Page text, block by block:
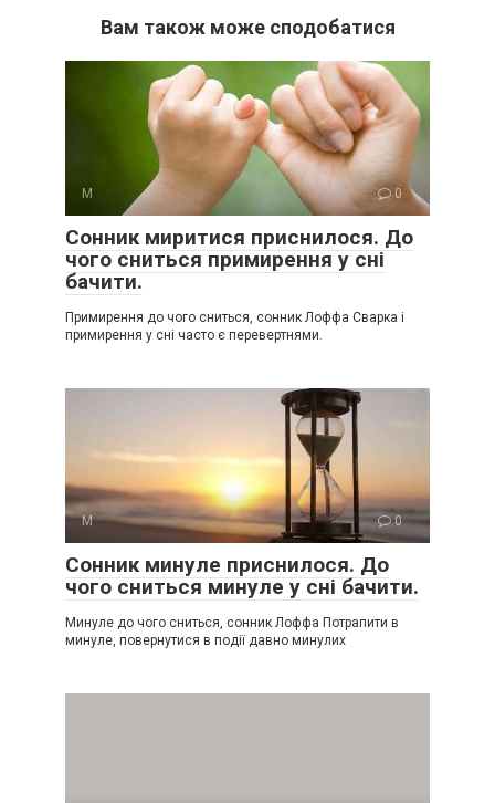
Вам також може сподобатися
М 0
Сонник миритися приснилося. До
чого сниться примирення у сні
бачити.
Примирення до чого сниться, сонник Лоффа Сварка і
примирення у сні часто є перевертнями.
М 0
Сонник минуле приснилося. До
чого сниться минуле у сні бачити.
Минуле до чого сниться, сонник Лоффа Потрапити в
минуле, повернутися в події давно минулих